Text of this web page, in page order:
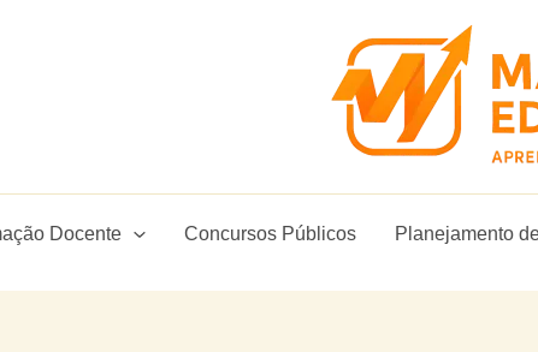
Docente Concursos Públicos Planejamento